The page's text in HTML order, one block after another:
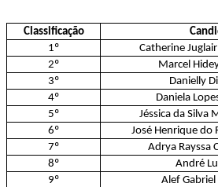
Classificação
1º
Catherine
2º
Marcel
3º
Danielly
4º
Daniela
5º
Jéssica da Silva
6º
José Henrique do
7º
Adrya Rayssa
8º
André
9º
Alef Gabriel